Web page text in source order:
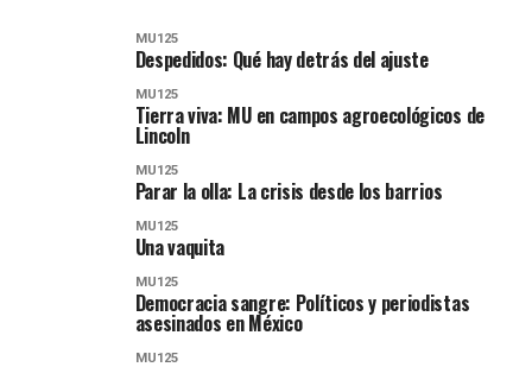
MU125
Despedidos: Qué hay detrás del ajuste
MU125
Tierra viva: MU en campos agroecológicos de
Lincoln
MU125
Parar la olla: La crisis desde los barrios
MU125
Una vaquita
MU125
Democracia sangre: Políticos y periodistas
asesinados en México
MU125